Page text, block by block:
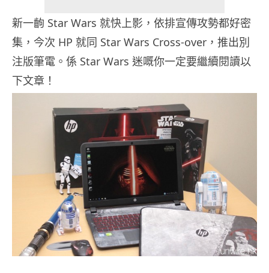
新一齣 Star Wars 就快上影，依排宣傳攻勢都好密
集，今次 HP 就同 Star Wars Cross-over，推出別
注版筆電。係 Star Wars 迷嘅你一定要繼續閱讀以
下文章！